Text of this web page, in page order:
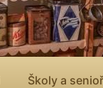
Školy a